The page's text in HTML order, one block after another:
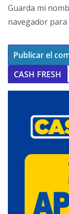
Guarda mi
navegador para
CASH FRESH